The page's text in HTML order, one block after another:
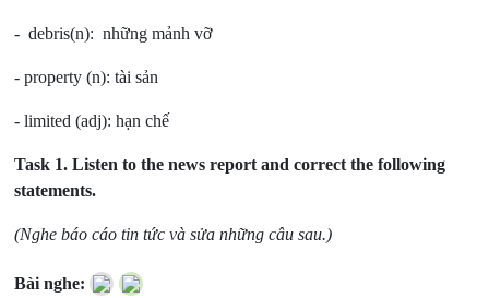
- debris(n): những mảnh vỡ
- property (n): tài sản
- limited (adj): hạn chế
Task 1.Listen to the news report and correct the following
statements.
(Nghe báo cáo tin tức và sửa những câu sau.)
Bài nghe: